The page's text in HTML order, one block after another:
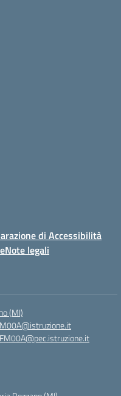
di Accessibilità
Note legali
(MI)